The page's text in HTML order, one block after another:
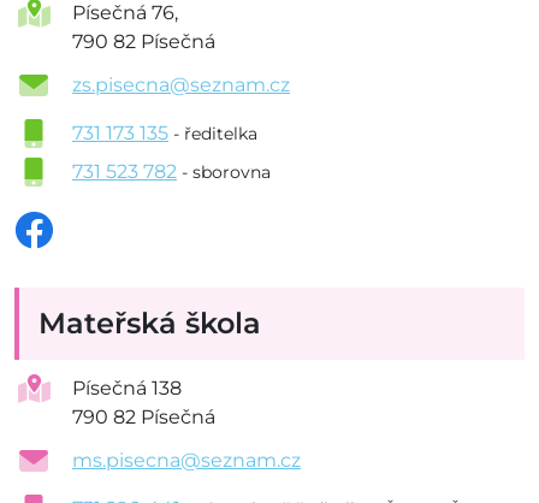
Písečná 76,
790 82 Písečná
zs.pisecna@seznam.cz
731 173 135 - ředitelka
731 523 782 - sborovna
Mateřská škola
Písečná 138
790 82 Písečná
ms.pisecna@seznam.cz